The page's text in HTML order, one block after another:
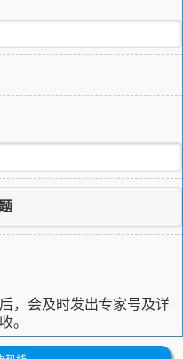
，会及时发出专家号及详
。